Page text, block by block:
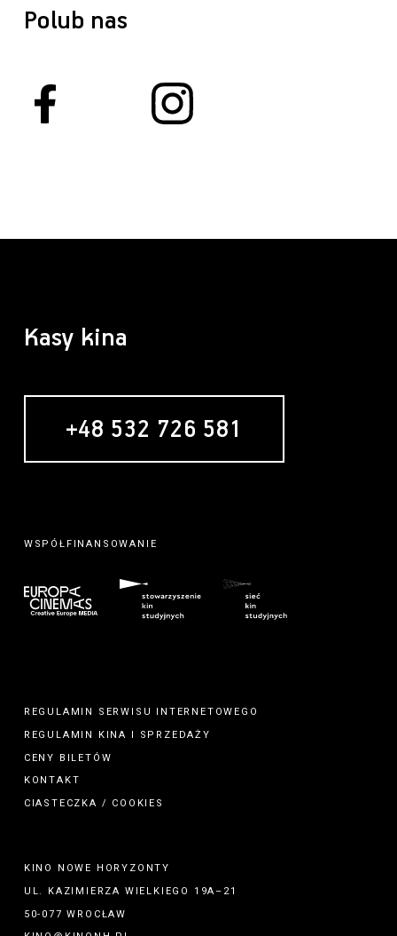
Polub nas
Kasy kina
+48 532 726 581
WSPÓŁFINANSOWANIE
REGULAMIN SERWISU INTERNETOWEGO
REGULAMIN KINA I
SPRZEDAŻY
CENY BILETÓW
KONTAKT
CIASTECZKA / COOKIES
KINO NOWE HORYZONTY
UL. KAZIMIERZA WIELKIEGO 19A–21
50-077 WROCŁAW